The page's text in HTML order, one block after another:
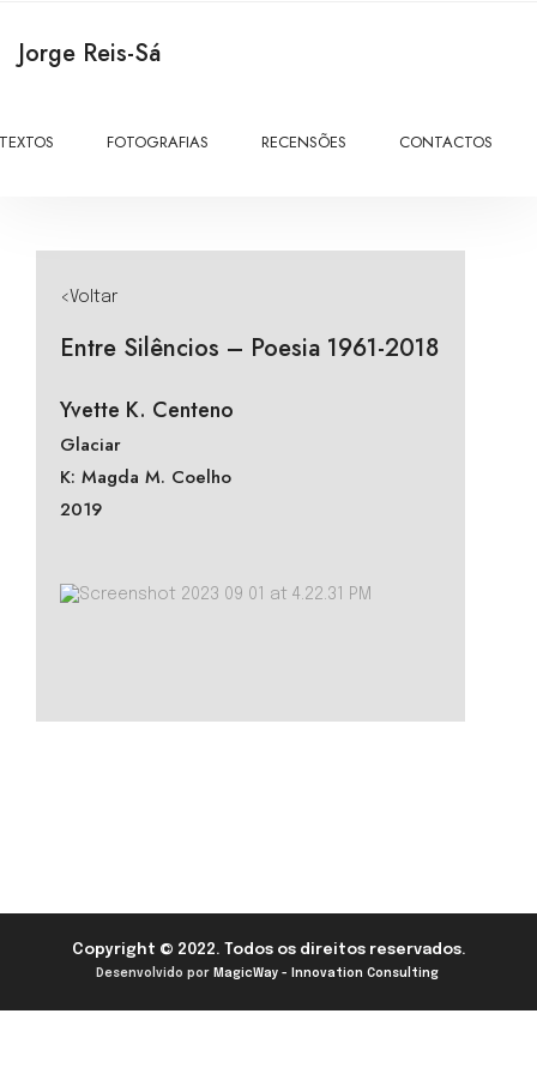
Jorge Reis-Sá
TEXTOS FOTOGRAFIAS RECENSÕES CONTACTOS
<Voltar
Entre Silêncios – Poesia 1961-2018
Yvette K. Centeno
Glaciar
K: Magda M. Coelho
2019
Copyright © 2022. Todos os direitos reservados.
Desenvolvido por MagicWay - Innovation Consulting